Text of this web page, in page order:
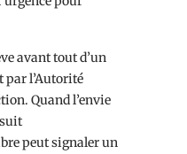
avant tout d’un
par l’Autorité
Quand l’envie
peut signaler un